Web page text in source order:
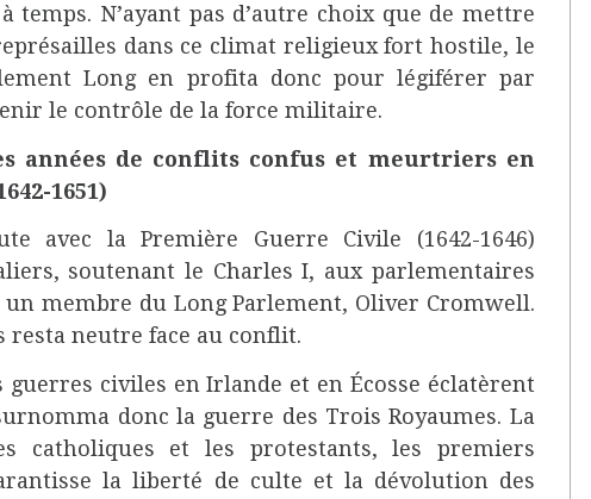
temps. N’ayant pas d’autre choix que de mettre
dans ce climat religieux fort hostile, le
Long en profita donc pour légiférer par
le contrôle de la force militaire.
années de conflits confus et meurtriers en
1651)
avec la Première Guerre Civile (1642-1646)
soutenant le Charles I, aux parlementaires
un membre du Long Parlement, Oliver Cromwell.
resta neutre face au conflit.
civiles en Irlande et en Écosse éclatèrent
donc la guerre des Trois Royaumes. La
catholiques et les protestants, les premiers
la liberté de culte et la dévolution des